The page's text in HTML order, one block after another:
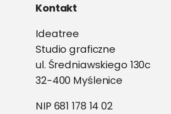
Kontakt
Ideatree
Studio graficzne
ul. Średniawskiego 130c
32-400 Myślenice
NIP 681 178 14 02